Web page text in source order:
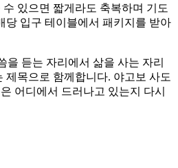
있으면 짧게라도 축복하며 기도
당 입구 테이블에서 패키지를 받아
듣는 자리에서 삶을 사는 자리
제목으로 함께합니다. 야고보 사도
어디에서 드러나고 있는지 다시